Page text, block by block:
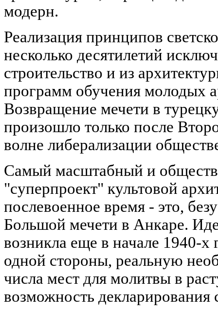
модерн.
Реализация принципов
несколько десятилетий
строительство и из
программ обучения молодых
Возвращение мечети в
произошло только после
волне либерализации
Самый масштабный и
"суперпроект" культовой
послевоенное время - это,
Большой мечети в Анкаре.
возникла еще в начале 1940-х
одной стороны, реальную
числа мест для молитвы в
возможность декларирования